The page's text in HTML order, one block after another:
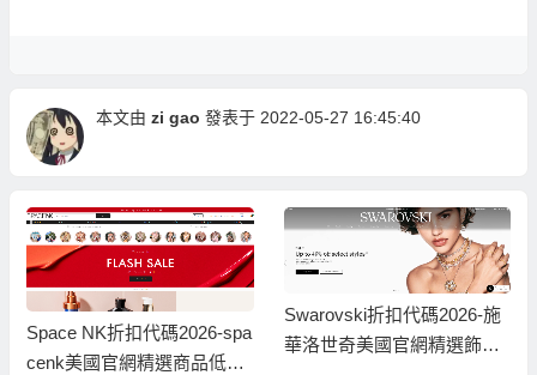
本文由 zi gao 發表于 2022-05-27 16:45:40
Space NK折扣代碼2026-spa
cenk美國官網精選商品低至
Swarovski折扣代碼2026-施
華洛世奇美國官網精選飾品